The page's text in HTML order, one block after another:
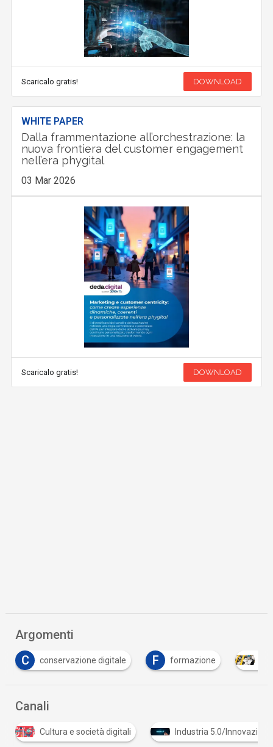
Scaricalo gratis! DOWNLOAD
WHITE PAPER
Dalla frammentazione all’orchestrazione: la
nuova frontiera del customer engagement
nell’era phygital
03 Mar 2026
Scaricalo gratis! DOWNLOAD
Argomenti
F
formazione Intelligenza Artificiale
Canali
e società digitali Industria 5.0/Innovazione in azienda